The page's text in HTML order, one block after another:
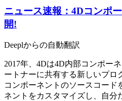
ニュース速報：4Dコンポ
開!
Deeplからの自動翻訳
2017年、4Dは4D内部コンポー
ートナーに共有する新しいプロ
コンポーネントのソースコード
ネントをカスタマイズし、自分